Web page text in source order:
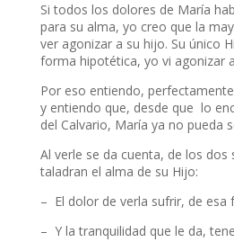
Si todos los dolores de María
para su alma, yo creo que la
ver agonizar a su hijo. Su único
forma hipotética, yo vi agonizar
Por eso entiendo,
y entiendo que, desde que lo
del Calvario, María ya no pueda
Al verle se da cuenta, de los dos
taladran el alma de su Hijo:
– El dolor de verla sufrir, de esa
– Y la tranquilidad que le da,